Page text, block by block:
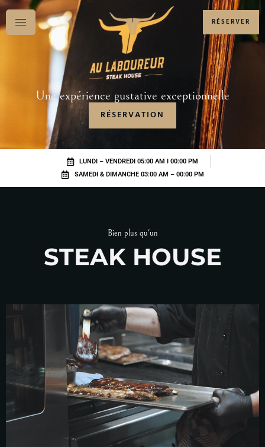
RÉSERVER
Une expérience gustative exceptionnelle
RÉSERVATION
LUNDI – VENDREDI 05:00 AM I 00:00 PM
SAMEDI & DIMANCHE 03:00 AM – 00:00 PM
Bien plus qu'un
STEAK HOUSE